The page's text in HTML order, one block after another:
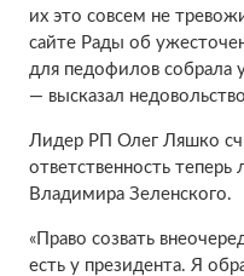
их это совсем не
сайте Рады об
для педофилов собрала
— высказал
Лидер РП Олег Ляшко
ответственность теперь
Владимира Зеленского.
«Право созвать
есть у президента. Я